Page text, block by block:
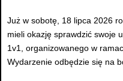
Już w sobotę, 18 lipca 2026
mieli okazję sprawdzić swoje
1v1, organizowanego w
Wydarzenie odbędzie się na